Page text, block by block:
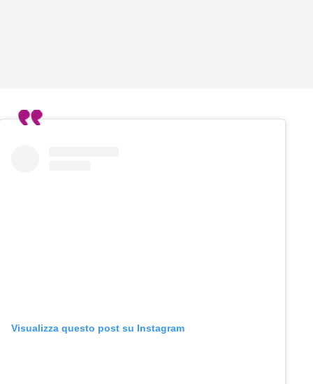
Visualizza questo post su Instagram